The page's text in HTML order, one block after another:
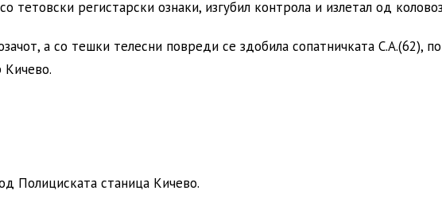
тетовски регистарски ознаки, изгубил контрола и излетал од
а со тешки телесни повреди се здобила сопатничката С.А.(62), по
Полициската станица Кичево.